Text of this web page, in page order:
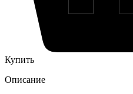
Купить
Описание